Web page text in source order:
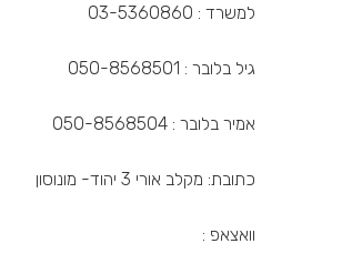
למשרד : 03-5360860
גיל בלובר : 050-8568501
אמיר בלובר : 050-8568504
כתובת: מקלב אורי 3 יהוד- מונוסון
וואצאפ :